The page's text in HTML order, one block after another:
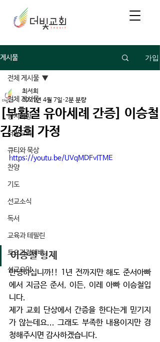
게시물 가입
전체 게시물
공지사항
더빛교회
큐티와 묵상
찬양
기도
선교소식
독서
교육과 테필린
토요가정예배
설교요약
전체 게시물
[부활절 유아세례 간증] 이승철
김경희 가정
최서희
2021년 4월 7일 2분 분량
https://youtu.be/UVqMDFvITME
이승철 형제
안녕하십니까!! 1년 전까지만 해도 준서아빠
에서 지금은 준서, 이든, 이레 아빠 이승철입
니다.
제가 교회 단상에서 간증을 한다는게 믿기지
가 않는데요... 그래도 부족한 내용이지만 경
청해주시면 감사하겠습니다.